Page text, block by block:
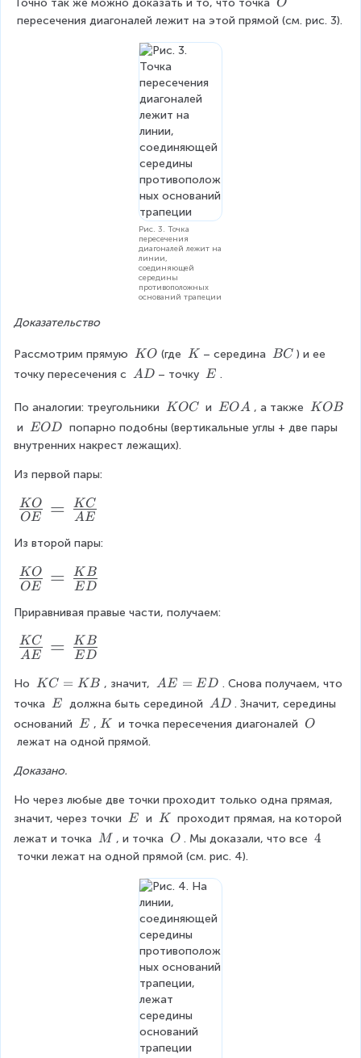
K
C
ra
c
D
}
Точно так же можно доказать и то, что точка
\
O
пересечения диагоналей лежит на этой прямой (см. рис. 3).
Рис. 3. Точка
пересечения
диагоналей лежит на
линии,
соединяющей
середины
противоположных
оснований трапеции
Доказательство
Рассмотрим прямую \
\
O
KO (где \
\
K – середина \
C
BC ) и ее
точку пересечения с \
A
D
AD – точку \
E
E .
По аналогии: треугольники \
\
K
KOC и \
\
EOA , а также \
\
KOB
и \
\
O
EOD попарно подобны (вертикальные углы + две пары
внутренних накрест лежащих).
Из первой пары:
\f
a
c
{
K
O
}
{
O
E
=
\f
r
a
OE
KO = AE
KC
Из второй пары:
\f
a
c
K
O
}
O
E
}
=
OE
KO = ED
KB
Приравнивая правые части, получаем:
\f
a
c
{
C
}
{
A
AE
KC = ED
KB
Но K
C
K
B
KC = KB , значит, A
E
=
E
AE = ED . Снова получаем, что
точка \
\
E должна быть серединой \
\
AD . Значит, середины
оснований \
\
E , \
\
K и точка пересечения диагоналей \
O
лежат на одной прямой.
Доказано.
Но через любые две точки проходит только одна прямая,
значит, через точки \
\
E
E и \
\
K
проходит прямая, на которой
лежат и точка \
\
M , и точка \
\
O . Мы доказали, что все \
4
точки лежат на одной прямой (см. рис. 4).